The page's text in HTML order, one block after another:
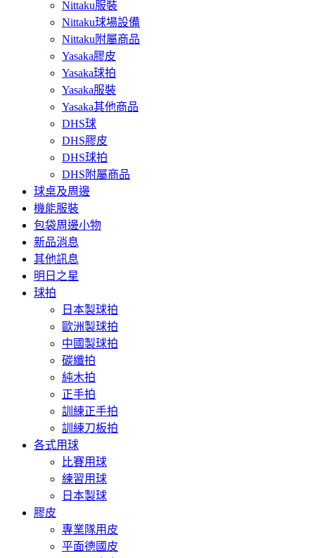
Nittaku服裝
Nittaku球場設備
Nittaku附屬商品
Yasaka膠皮
Yasaka球拍
Yasaka服裝
Yasaka其他商品
DHS球
DHS膠皮
DHS球拍
DHS附屬商品
球桌及周邊
機能服裝
包袋周邊小物
新品消息
其他訊息
明日之星
球拍
日本製球拍
歐洲製球拍
中國製球拍
碳纖拍
純木拍
正手拍
訓練正手拍
訓練刀板拍
各式用球
比賽用球
練習用球
日本製球
膠皮
專業隊用皮
平面德國皮